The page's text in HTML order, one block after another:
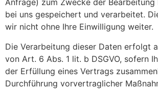
Anfrage) zum Zwecke der Bearbeitung
bei uns gespeichert und verarbeitet.
wir nicht ohne Ihre Einwilligung weiter.
Die Verarbeitung dieser Daten erfolgt
von Art. 6 Abs. 1 lit. b DSGVO, sofern
der Erfüllung eines Vertrags
Durchführung vorvertraglicher